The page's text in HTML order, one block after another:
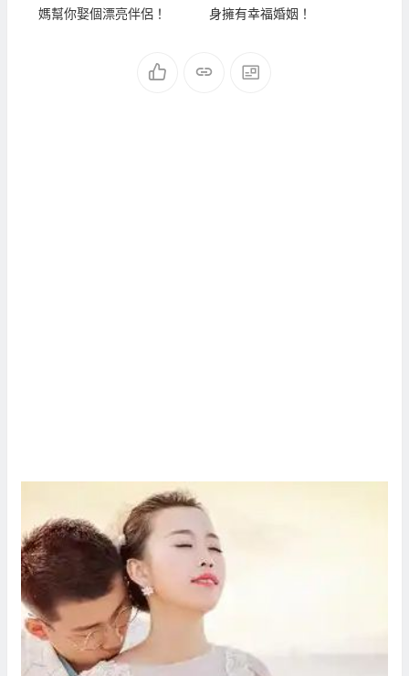
媽幫你娶個漂亮伴侶！
身擁有幸福婚姻！